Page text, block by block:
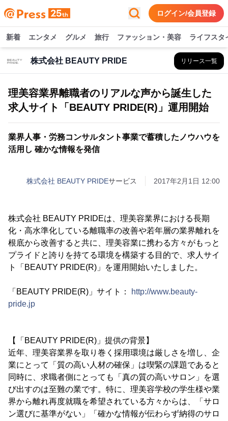
ログイン/会員登録
新着 エンタメ グルメ 旅行 ファッション・美容 ライフスタ
株式会社 BEAUTY PRIDE リリース一覧
理美容業界離職者のリアルな声から誕生した
求人サイト「BEAUTY PRIDE(R)」運用開始
業界人事・労務コンサルタント事業で蓄積したノウハウを
活用し 確かな情報を発信
株式会社 BEAUTY PRIDEサービス 2017年2月1日 12:00
株式会社 BEAUTY PRIDEは、理美容業界における長期
化・高水準化している離職率の改善や若年層の業界離れを
根底から改善すると共に、理美容業に携わる方々がもっと
プライドと誇りを持てる環境を構築する目的で、求人サイ
ト「BEAUTY PRIDE(R)」を運用開始いたしました。
「BEAUTY PRIDE(R)」サイト：
http://www.beauty-
pride.jp
【「BEAUTY PRIDE(R)」提供の背景】
近年、理美容業界を取り巻く採用環境は厳しさを増し、企
業にとって「質の高い人材の確保」は喫緊の課題であると
同時に、求職者側にとっても「真の質の高いサロン」を選
び出すのは至難の業です。特に、理美容学校の学生様や業
界から離れ再度就職を希望されている方々からは、「サロ
ン選びに基準がない」「確かな情報が伝わらず納得のサロ